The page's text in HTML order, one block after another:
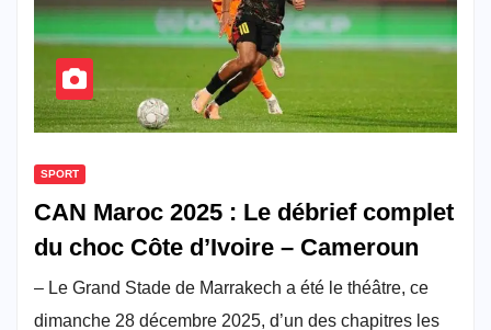
SPORT
CAN Maroc 2025 : Le débrief complet
du choc Côte d’Ivoire – Cameroun
– Le Grand Stade de Marrakech a été le théâtre, ce
dimanche 28 décembre 2025, d’un des chapitres les